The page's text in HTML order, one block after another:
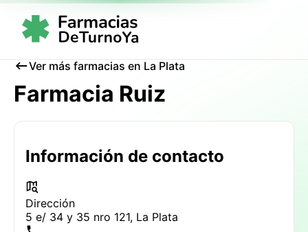
Ver más farmacias en La Plata
Farmacia Ruiz
Información de contacto
Dirección
5 e/ 34 y 35 nro 121, La Plata